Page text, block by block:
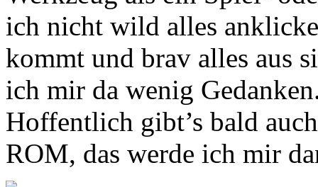
ich nicht wild alles
kommt und brav alles aus
ich mir da wenig
Hoffentlich gibt’s bald
ROM, das werde ich mir